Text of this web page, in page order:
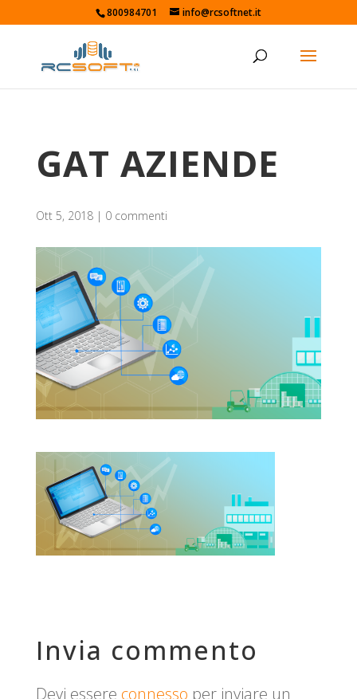
800984701 info@rcsoftnet.it
GAT AZIENDE
Ott 5, 2018| 0 commenti
Invia commento
Devi essere connesso per inviare un